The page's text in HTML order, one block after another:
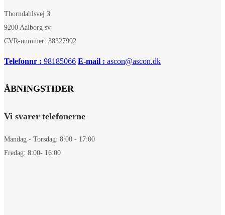
Thorndahlsvej 3
9200 Aalborg sv
CVR-nummer: 38327992
Telefonnr : 98185066 E-mail : ascon@ascon.dk
ÅBNINGSTIDER
Vi svarer telefonerne
Mandag - Torsdag: 8:00 - 17:00
Fredag: 8:00- 16:00